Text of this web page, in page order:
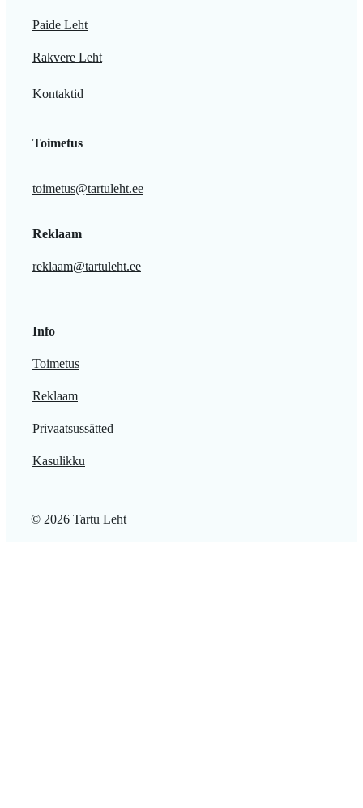
Paide Leht
Rakvere Leht
Kontaktid
Toimetus
toimetus@tartuleht.ee
Reklaam
reklaam@tartuleht.ee
Info
Toimetus
Reklaam
Privaatsussätted
Kasulikku
© 2026 Tartu Leht